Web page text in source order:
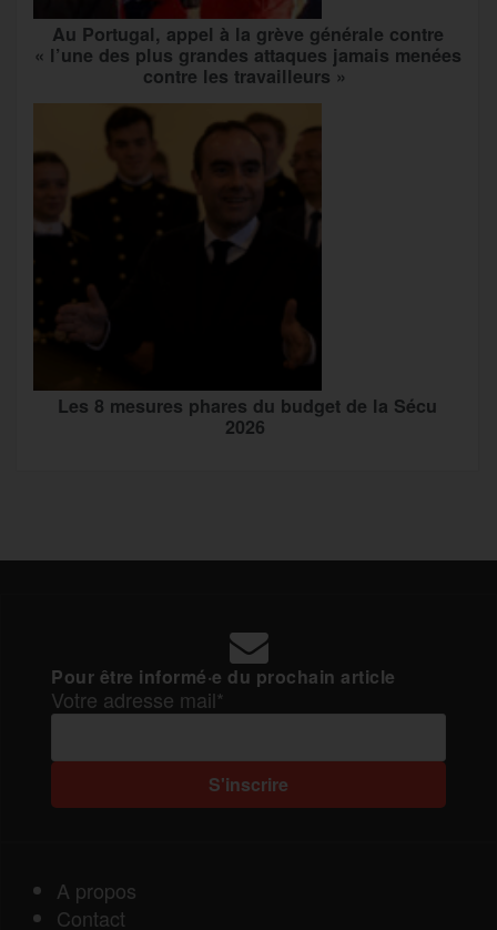
Au Portugal, appel à la grève générale contre
« l’une des plus grandes attaques jamais menées
contre les travailleurs »
Les 8 mesures phares du budget de la Sécu
2026
Pour être informé·e du prochain article
Votre adresse mail*
A propos
Contact